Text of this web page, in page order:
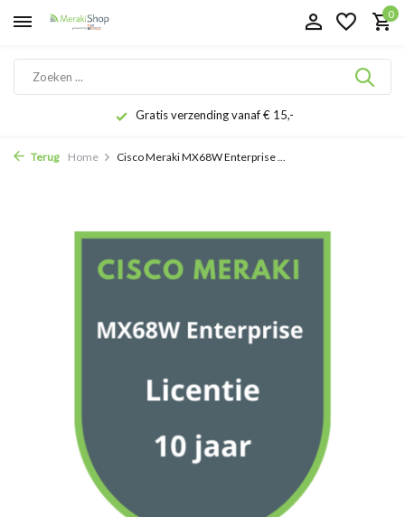
0
Gratis verzending vanaf € 15,-
Terug Home Cisco Meraki MX68W Enterprise ...